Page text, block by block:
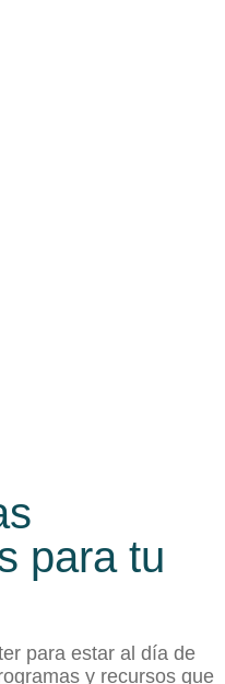
para tu
para estar al día de
y recursos que